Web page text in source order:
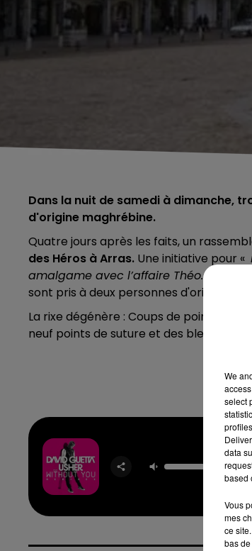
Dans la nuit de samedi à dimanche,
d'origine maghrébine.
Quatre jours après les faits, un
des Héros à Arras. Une initiative pour «
amalgame avec l’affaire Théo.Dans la
sont pris à deux personnes d'origine
La rixe dégénère : Coups de poing,
neuf points de suture et des blessures
We
select
data
based
Vous
mes
ce
bas